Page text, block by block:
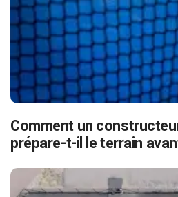
Comment un
prépare-t-il le terrain